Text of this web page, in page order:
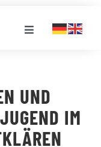
Toggle
UND
IM